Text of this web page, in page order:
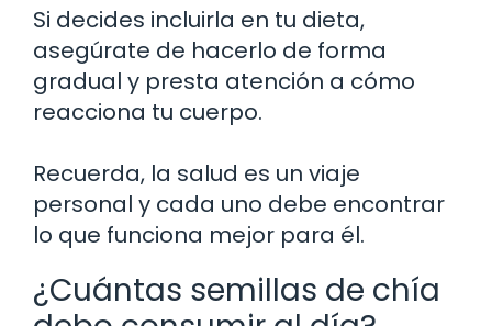
Si decides incluirla en tu dieta,
asegúrate de hacerlo de forma
gradual y presta atención a cómo
reacciona tu cuerpo.
Recuerda, la salud es un viaje
personal y cada uno debe encontrar
lo que funciona mejor para él.
¿Cuántas semillas de chía